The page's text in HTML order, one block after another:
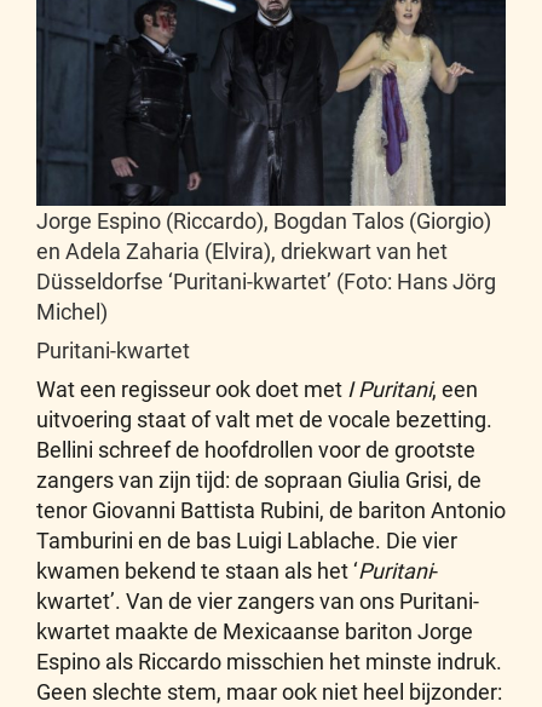
Jorge Espino (Riccardo), Bogdan Talos (Giorgio)
en Adela Zaharia (Elvira), driekwart van het
Düsseldorfse ‘Puritani-kwartet’ (Foto: Hans Jörg
Michel)
Puritani-kwartet
Wat een regisseur ook doet met I Puritani, een
uitvoering staat of valt met de vocale bezetting.
Bellini schreef de hoofdrollen voor de grootste
zangers van zijn tijd: de sopraan Giulia Grisi, de
tenor Giovanni Battista Rubini, de bariton Antonio
Tamburini en de bas Luigi Lablache. Die vier
kwamen bekend te staan als het ‘Puritani-
kwartet’. Van de vier zangers van ons Puritani-
kwartet maakte de Mexicaanse bariton Jorge
Espino als Riccardo misschien het minste indruk.
Geen slechte stem, maar ook niet heel bijzonder: